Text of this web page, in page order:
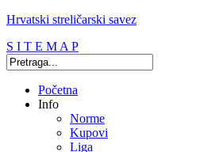
Hrvatski streličarski savez
S I T E M A P
Početna
Info
Norme
Kupovi
Liga